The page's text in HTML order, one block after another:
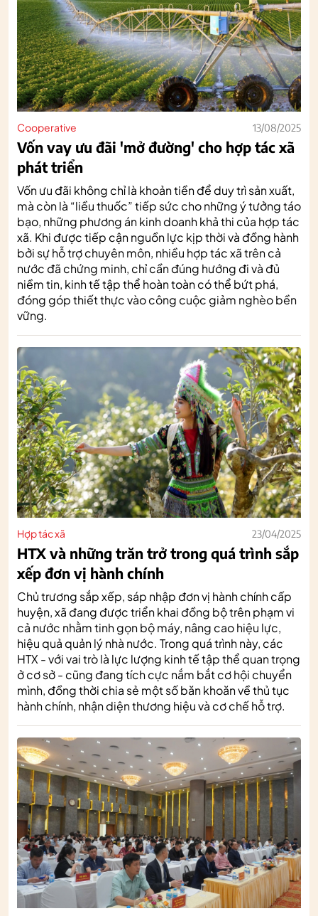
Cooperative 13/08/2025
Vốn vay ưu đãi 'mở đường' cho hợp tác xã
phát triển
Vốn ưu đãi không chỉ là khoản tiền để duy trì sản xuất,
mà còn là “liều thuốc” tiếp sức cho những ý tưởng táo
bạo, những phương án kinh doanh khả thi của hợp tác
xã. Khi được tiếp cận nguồn lực kịp thời và đồng hành
bởi sự hỗ trợ chuyên môn, nhiều hợp tác xã trên cả
nước đã chứng minh, chỉ cần đúng hướng đi và đủ
niềm tin, kinh tế tập thể hoàn toàn có thể bứt phá,
đóng góp thiết thực vào công cuộc giảm nghèo bền
vững.
Hợp tác xã 23/04/2025
HTX và những trăn trở trong quá trình sắp
xếp đơn vị hành chính
Chủ trương sắp xếp, sáp nhập đơn vị hành chính cấp
huyện, xã đang được triển khai đồng bộ trên phạm vi
cả nước nhằm tinh gọn bộ máy, nâng cao hiệu lực,
hiệu quả quản lý nhà nước. Trong quá trình này, các
HTX - với vai trò là lực lượng kinh tế tập thể quan trọng
ở cơ sở - cũng đang tích cực nắm bắt cơ hội chuyển
mình, đồng thời chia sẻ một số băn khoăn về thủ tục
hành chính, nhận diện thương hiệu và cơ chế hỗ trợ.